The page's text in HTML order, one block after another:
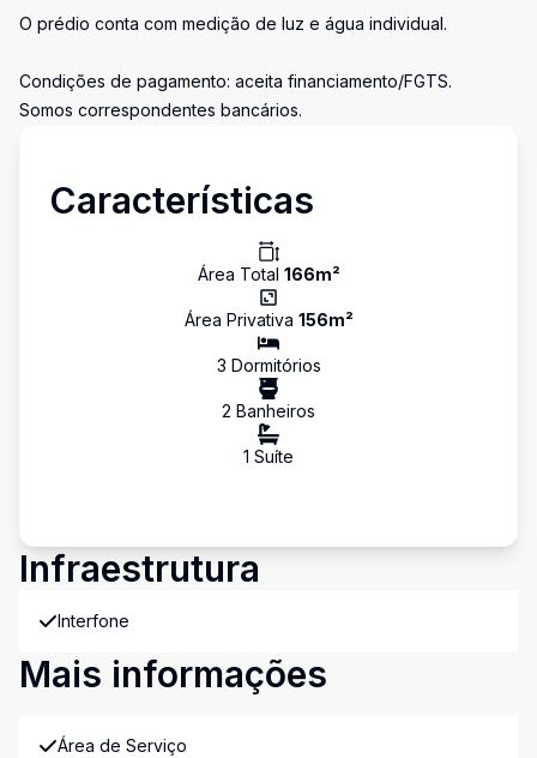
O prédio conta com medição de luz e água individual.
Condições de pagamento: aceita financiamento/FGTS.
Somos correspondentes bancários.
Características
Área Total 166m²
Área Privativa 156m²
3 Dormitórios
2 Banheiros
1 Suíte
Infraestrutura
Interfone
Mais informações
Área de Serviço